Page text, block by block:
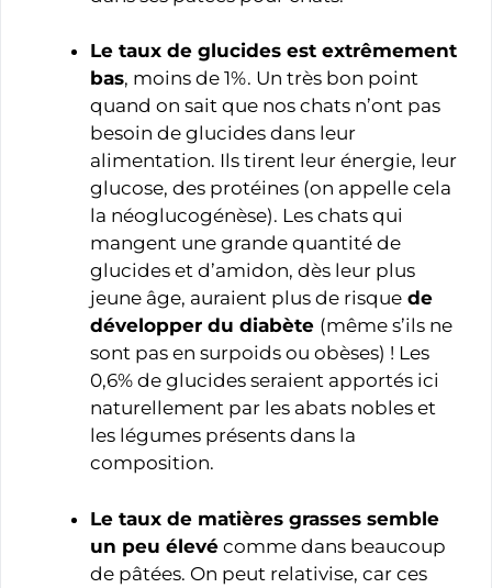
Le taux de glucides est extrêmement
bas, moins de 1%. Un très bon point
quand on sait que nos chats n’ont pas
besoin de glucides dans leur
alimentation. Ils tirent leur énergie, leur
glucose, des protéines (on appelle cela
la néoglucogénèse). Les chats qui
mangent une grande quantité de
glucides et d’amidon, dès leur plus
jeune âge, auraient plus de risque de
développer du diabète (même s’ils ne
sont pas en surpoids ou obèses) ! Les
0,6% de glucides seraient apportés ici
naturellement par les abats nobles et
les légumes présents dans la
composition.
Le taux de matières grasses semble
un peu élevé comme dans beaucoup
de pâtées. On peut relativise, car ces